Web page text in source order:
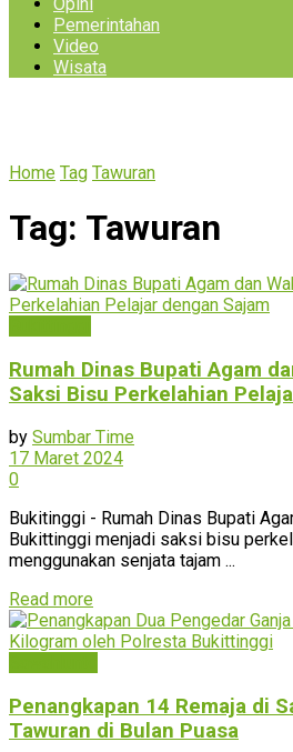
Pemerintahan
Video
Wisata
Home Tag Tawuran
Tag: Tawuran
Rumah Dinas Bupati Agam
Saksi Bisu Perkelahian
by Sumbar Time
17 Maret 2024
0
Bukitinggi - Rumah Dinas Bupati
Bukittinggi menjadi saksi bisu
menggunakan senjata tajam ...
Read more
Penangkapan 14 Remaja di
Tawuran di Bulan Puasa